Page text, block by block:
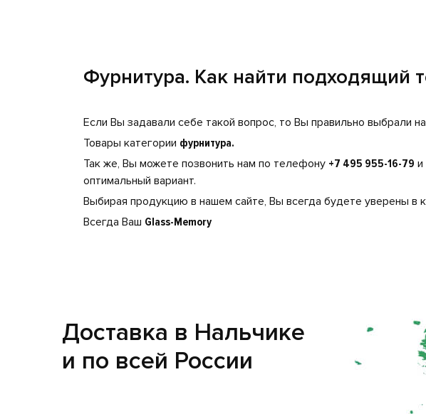
Фурнитура. Как найти подходящий
Если Вы задавали себе такой вопрос, то Вы правильно выбрали
Товары категории фурнитура.
Так же, Вы можете позвонить нам по телефону +7 495 955-16-79 и
оптимальный вариант.
Выбирая продукцию в нашем сайте, Вы всегда будете уверены в
Всегда Ваш Glass-Memory
Доставка в Нальчике
и по всей России